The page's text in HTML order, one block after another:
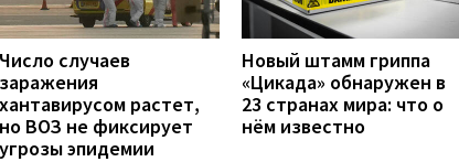
Число случаев
заражения
хантавирусом растет,
но ВОЗ не фиксирует
угрозы эпидемии
Новый штамм гриппа
«Цикада» обнаружен в
23 странах мира: что о
нём известно